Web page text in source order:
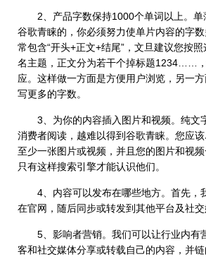
2、产品字数保持1000个单词以上。单
谷歌青睐的，你必须努力使单片内容的字
常包含“开头+正文+结尾”，文旦建议您按
名主题，正文分为若干个掉标题1234……
应。这样做一方面是方便用户浏览，另一
写更多的字数。
3、为你的内容插入图片和视频。纯文字
消费者阅读，越难以得到谷歌青睐。您应
至少一张图片或视频，并且您的图片和视频
只有这样搜索引擎才能认识他们。
4、内容可以发布在哪些地方。首先，
在官网，随后同步或转发到其他平台及社交
5、影响者营销。我们可以让行业内有
客和社交媒体分享或转载自己的内容，并